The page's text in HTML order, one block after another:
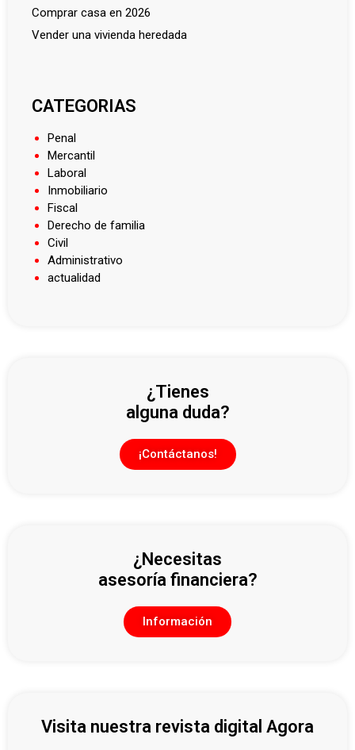
comprar casa en 2026
vender una vivienda heredada
CATEGORIAS
Penal
Mercantil
Laboral
Inmobiliario
Fiscal
Derecho de familia
Civil
Administrativo
actualidad
¿Tienes
alguna duda?
¡Contáctanos!
¿Necesitas
asesoría financiera?
Información
Visita nuestra revista digital Agora